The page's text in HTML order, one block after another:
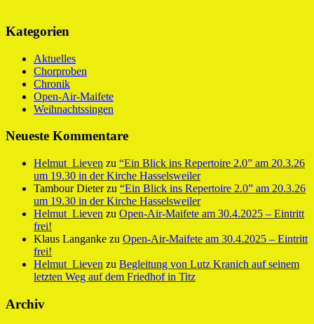
Kategorien
Aktuelles
Chorproben
Chronik
Open-Air-Maifete
Weihnachtssingen
Neueste Kommentare
Helmut_Lieven zu “Ein Blick ins Repertoire 2.0” am 20.3.26
um 19.30 in der Kirche Hasselsweiler
Tambour Dieterzu “Ein Blick ins Repertoire 2.0” am 20.3.26
um 19.30 in der Kirche Hasselsweiler
Helmut_Lieven zu Open-Air-Maifete am 30.4.2025 – Eintritt
frei!
Klaus Langanke zu Open-Air-Maifete am 30.4.2025 – Eintritt
frei!
Helmut_Lieven zu Begleitung von Lutz Kranich auf seinem
letzten Weg auf dem Friedhof in Titz
Archiv